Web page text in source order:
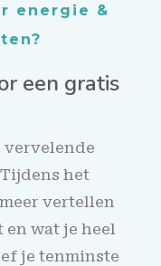
energie &
een gratis
vervelende
het
vertellen
en wat je heel
je tenminste